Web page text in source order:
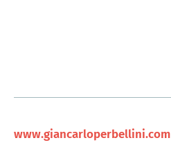
www.giancarloperbellini.com